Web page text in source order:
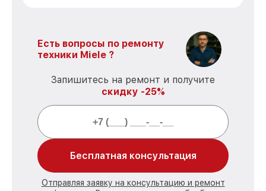
Есть вопросы по ремонту
техники Miele ?
Запишитесь на ремонт и получите
скидку -25%
Бесплатная консультация
Отправляя заявку на консультацию и ремонт